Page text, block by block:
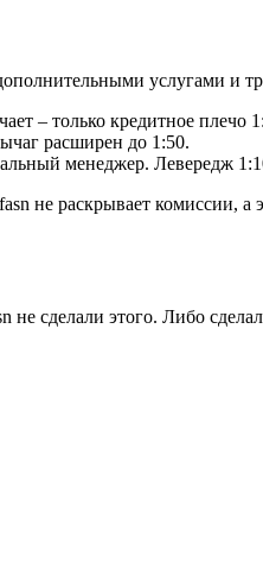
услугами и
– только кредитное плечо
расширен до 1:50.
менеджер. Левередж
не раскрывает комиссии,
сделали этого. Либо